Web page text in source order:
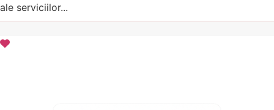
ale serviciilor...